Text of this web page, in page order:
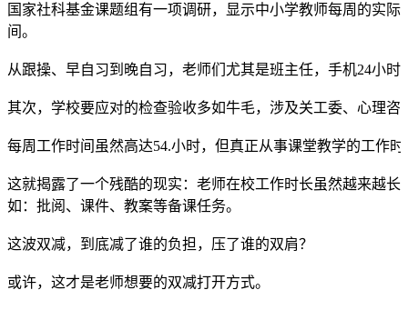
国家社科基金课题组有一项调研，显示中小学教师每周的实
间。
从跟操、早自习到晚自习，老师们尤其是班主任，手机24小
其次，学校要应对的检查验收多如牛毛，涉及关工委、心理
每周工作时间虽然高达54.小时，但真正从事课堂教学的工作
这就揭露了一个残酷的现实：老师在校工作时长虽然越来越
如：批阅、课件、教案等备课任务。
这波双减，到底减了谁的负担，压了谁的双肩？
或许，这才是老师想要的双减打开方式。